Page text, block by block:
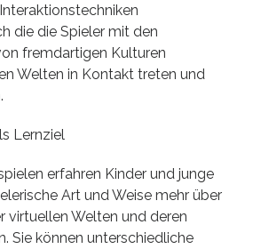
die die Spieler mit den
fremdartigen Kulturen
Welten in Kontakt treten und
Lernziel
erfahren Kinder und junge
Art und Weise mehr über
virtuellen Welten und deren
Sie können unterschiedliche